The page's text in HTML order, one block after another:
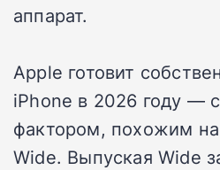
аппарат.
Apple готовит
iPhone в 2026 году —
фактором, похожим
Wide. Выпуская Wide